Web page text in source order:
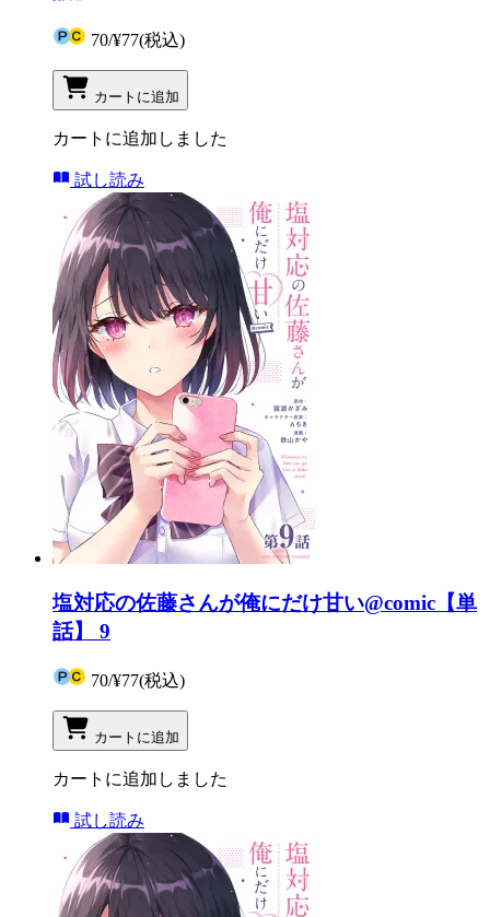
70/¥77(税込)
カートに追加
カートに追加しました
試し読み
塩対応の佐藤さんが俺にだけ甘い@comic【単
話】 9
70/¥77(税込)
カートに追加
カートに追加しました
試し読み